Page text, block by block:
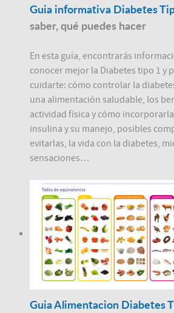
Guia informativa Diabetes
saber, qué puedes hacer
En esta guía, encontrarás
conocer mejor la Diabetes tipo 1 y
cuidarte: cómo controlar la
una alimentación saludable, los
actividad física y cómo
insulina y su manejo, posibles
evitarlas, la vida con la diabetes,
sensaciones…
Guia Alimentacion Diabetes